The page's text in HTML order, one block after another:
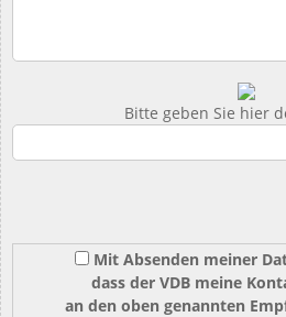
Bitte geben Sie hier
Mit Absenden meiner
dass der VDB meine
an den oben genannten